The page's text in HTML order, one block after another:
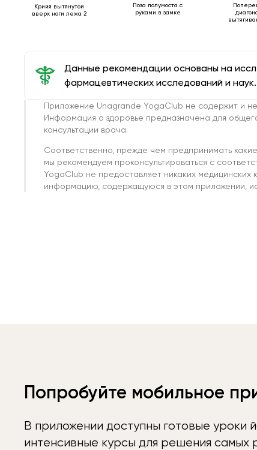
Крийя вытянутой
вверх ноги лежа 2
Поза полумоста с
руками в замке
Данные рекомендации основаны на
фармацевтических исследований и наук.
Приложение Unagrande YogaClub не содержит и
Информация о здоровье предназначена для
консультации врача.
Соответственно, прежде чем предпринимать
мы рекомендуем проконсультироваться с
YogaClub не предоставляет никаких медицинских
информацию, содержащуюся в этом приложении,
Попробуйте мобильное
В приложении доступны готовые уроки
интенсивные курсы для решения самых